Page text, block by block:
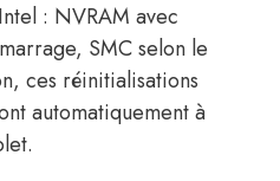
: NVRAM avec
SMC selon le
ces réinitialisations
automatiquement à